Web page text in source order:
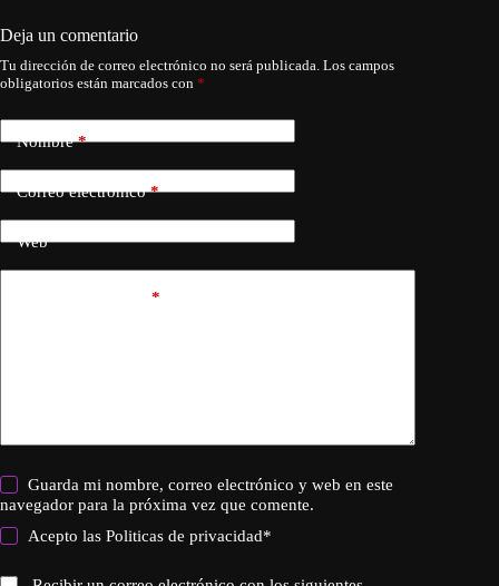
Deja un comentario
Tu dirección de correo electrónico no será publicada. Los campos
obligatorios están marcados con *
Nombre*
Correo electrónico*
Web
*
Guarda mi nombre, correo electrónico y web en este
navegador para la próxima vez que comente.
Acepto lasPoliticas de privacidad*